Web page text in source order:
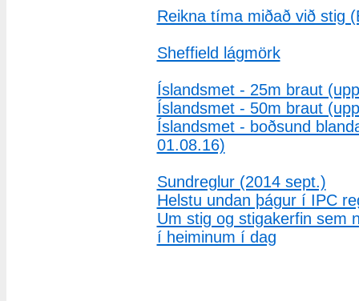
Reikna tíma miðað við stig
Sheffield lágmörk
Íslandsmet - 25m braut
Íslandsmet - 50m braut
Íslandsmet - boðsund
01.08.16)
Sundreglur (2014 sept.)
Helstu undan þágur í IPC
Um stig og stigakerfin sem
í heiminum í dag